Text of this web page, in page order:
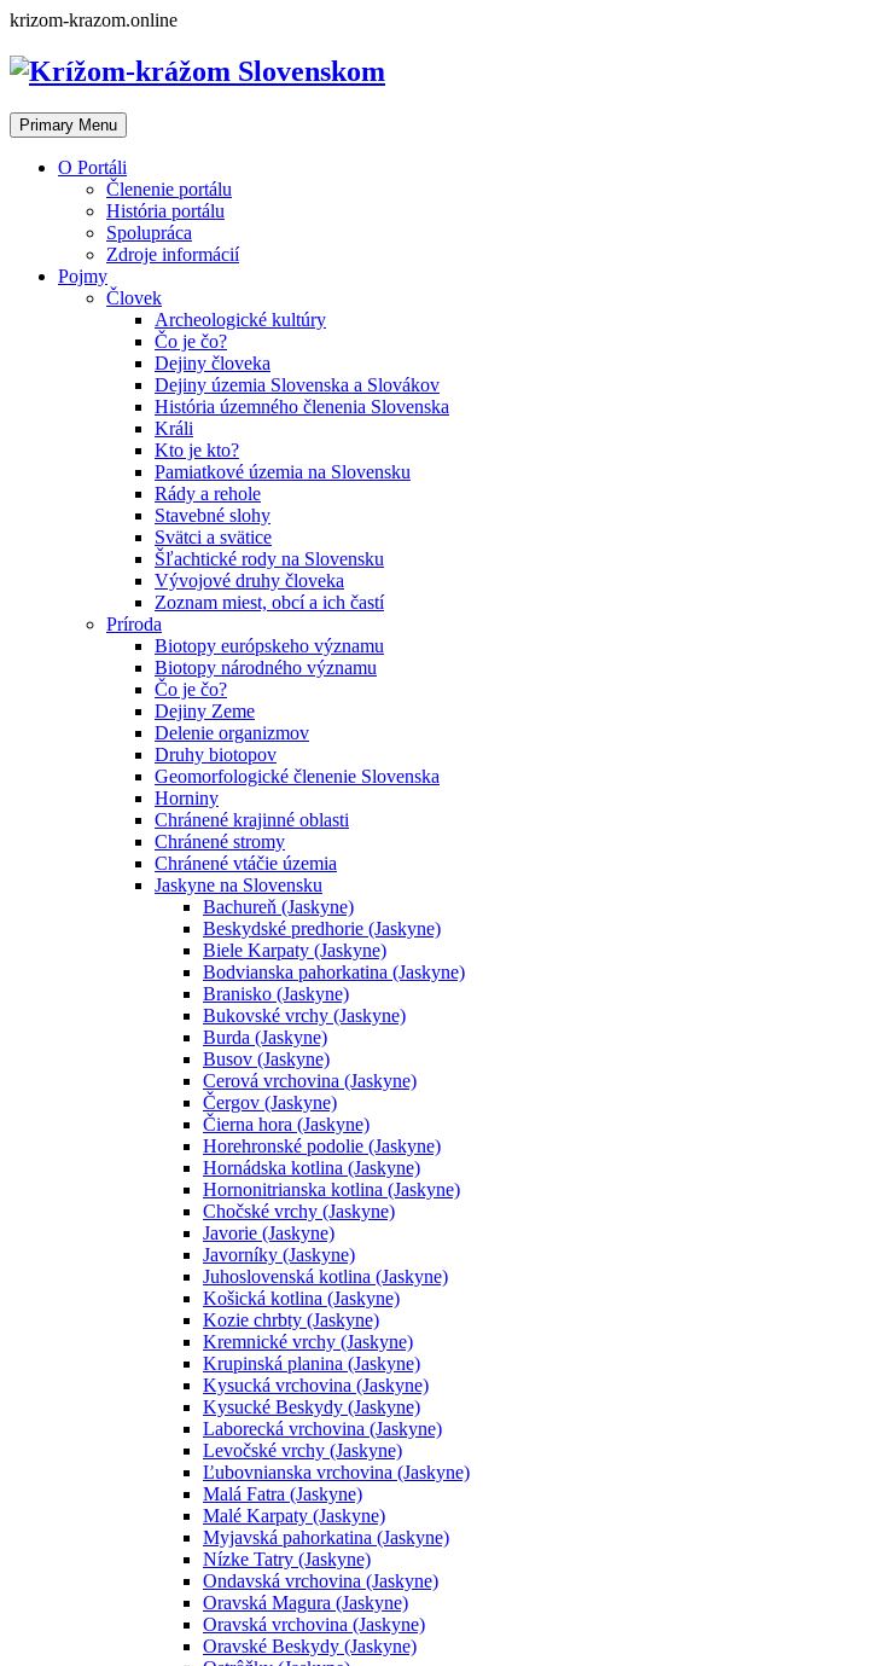
Skip
content
krizom-krazom.online
Primary Menu
O Portáli
Členenie portálu
História portálu
Spolupráca
Zdroje informácií
Pojmy
Človek
Archeologické kultúry
Čo je čo?
Dejiny človeka
Dejiny územia Slovenska a Slovákov
História územného členenia Slovenska
Králi
Kto je kto?
Pamiatkové územia na Slovensku
Rády a rehole
Stavebné slohy
Svätci a svätice
Šľachtické rody na Slovensku
Vývojové druhy človeka
Zoznam miest, obcí a ich častí
Príroda
Biotopy európskeho významu
Biotopy národného významu
Čo je čo?
Dejiny Zeme
Delenie organizmov
Druhy biotopov
Geomorfologické členenie Slovenska
Horniny
Chránené krajinné oblasti
Chránené stromy
Chránené vtáčie územia
Jaskyne na Slovensku
Bachureň (Jaskyne)
Beskydské predhorie (Jaskyne)
Biele Karpaty (Jaskyne)
Bodvianska pahorkatina (Jaskyne)
Branisko (Jaskyne)
Bukovské vrchy (Jaskyne)
Burda (Jaskyne)
Busov (Jaskyne)
Cerová vrchovina (Jaskyne)
Čergov (Jaskyne)
Čierna hora (Jaskyne)
Horehronské podolie (Jaskyne)
Hornádska kotlina (Jaskyne)
Hornonitrianska kotlina (Jaskyne)
Chočské vrchy (Jaskyne)
Javorie (Jaskyne)
Javorníky (Jaskyne)
Juhoslovenská kotlina (Jaskyne)
Košická kotlina (Jaskyne)
Kozie chrbty (Jaskyne)
Kremnické vrchy (Jaskyne)
Krupinská planina (Jaskyne)
Kysucká vrchovina (Jaskyne)
Kysucké Beskydy (Jaskyne)
Laborecká vrchovina (Jaskyne)
Levočské vrchy (Jaskyne)
Ľubovnianska vrchovina (Jaskyne)
Malá Fatra (Jaskyne)
Malé Karpaty (Jaskyne)
Myjavská pahorkatina (Jaskyne)
Nízke Tatry (Jaskyne)
Ondavská vrchovina (Jaskyne)
Oravská Magura (Jaskyne)
Oravská vrchovina (Jaskyne)
Oravské Beskydy (Jaskyne)